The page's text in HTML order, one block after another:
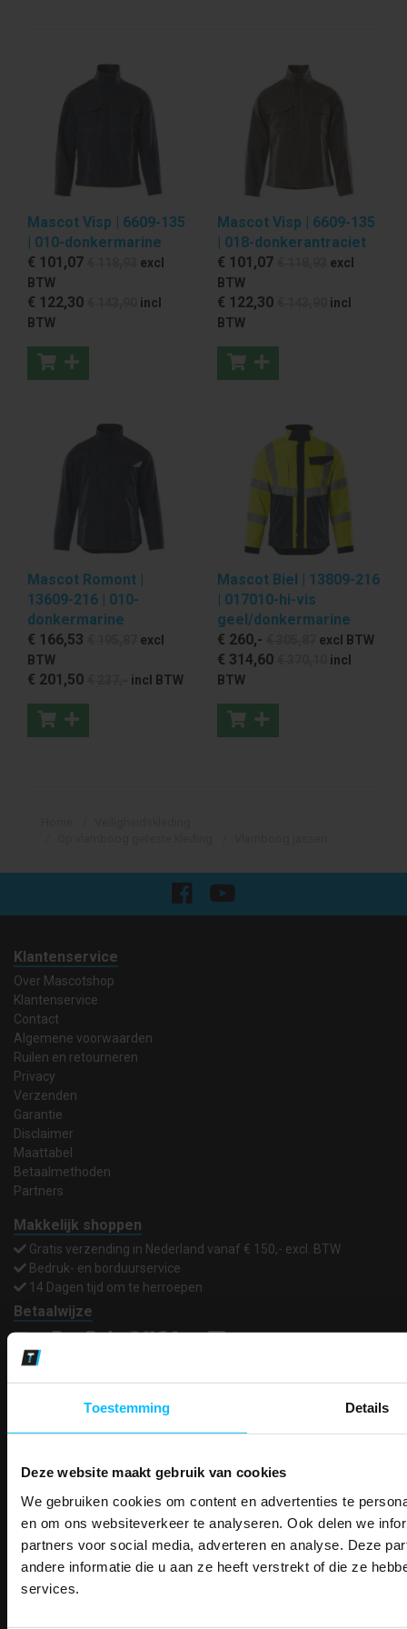
Toestemming Details
Deze website maakt gebruik van cookies
We gebruiken cookies om content en advertenties te
en om ons websiteverkeer te analyseren. Ook delen we
partners voor social media, adverteren en analyse. Deze
andere informatie die u aan ze heeft verstrekt of die ze
services.
Mascot Visp | 6609-135
| 010-donkermarine
€ 101 ,07
excl
BTW
€ 122,30
incl
BTW
Mascot Visp | 6609-135
| 018-donkerantraciet
€ 101 ,07
excl
BTW
€ 122,30
incl
BTW
Mascot Romont |
13609-216 | 010-
donkermarine
€ 166,53
excl
BTW
€ 201 ,50 incl BTW
Mascot Biel | 13809-216
| 017010-hi-vis
geel/donkermarine
€ 260,- excl BTW
€ 314,60
incl
BTW
Klantenservice
Over Mascotshop
Klantenservice
Contact
Algemene voorwaarden
Ruilen en retourneren
Privacy
Verzenden
Garantie
Disclaimer
Maattabel
Betaalmethoden
Partners
Makkelijk shoppen
Gratis verzending in Nederland vanaf € 150,- excl. BTW
Bedruk- en borduurservice
14 Dagen tijd om te herroepen
Betaalwijze
Inschrijven
Contact
TEACO VOF
Kalmarweg 14-2
9723 JG Groningen
T: 050-549 2668
info@teaco.nl
ONTVANG
KORTING OP
PAK